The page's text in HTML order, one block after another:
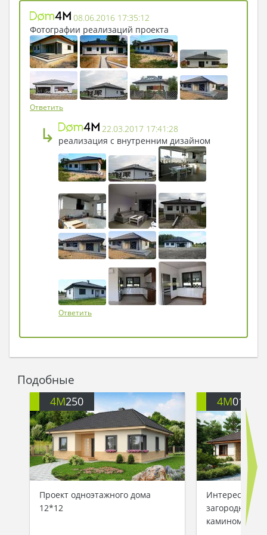
08.06.2016 17:35:12
Фотографии реализаций проекта
Ответить
↳
22.03.2017 17:41:28
реализация с внутренним дизайном
Ответить
Подобные
4M250
Проект одноэтажного дома
12*12
4M011
Интересный
загородного
камином